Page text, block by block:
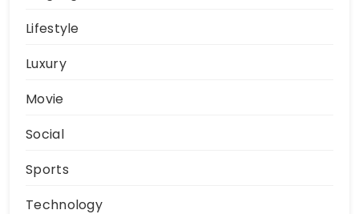
Lifestyle
Luxury
Movie
Social
Sports
Technology